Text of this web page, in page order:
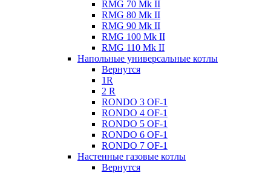
RMG 70 Mk II
RMG 80 Mk II
RMG 90 Mk II
RMG 100 Mk II
RMG 110 Mk II
Напольные универсальные котлы
Вернутся
1R
2 R
RONDO 3 OF-1
RONDO 4 OF-1
RONDO 5 OF-1
RONDO 6 OF-1
RONDO 7 OF-1
Настенные газовые котлы
Вернутся